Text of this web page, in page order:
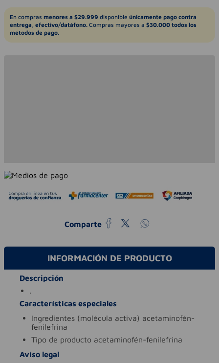
En compras menores a $29.999 disponible únicamente pago contra
entrega, efectivo/datáfono. Compras mayores a $30.000 todos los
métodos de pago.
Comparte
INFORMACIÓN DE PRODUCTO
Descripción
.
Características especiales
ingredientes (molécula activa) acetaminofén-
fenilefrina
tipo de producto acetaminofén-fenilefrina
Aviso legal